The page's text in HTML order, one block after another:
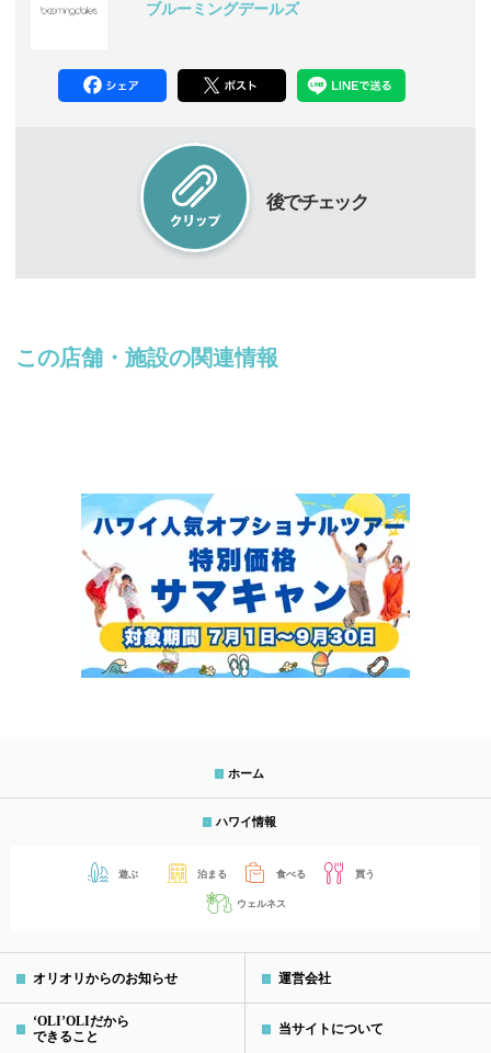
ブルーミングデールズ
後でチェック
この店舗・施設の関連情報
ホーム
ハワイ情報
遊ぶ 泊まる 食べる 買う
ウェルネス
オリオリからのお知らせ
‘OLI’OLIだから
できること
運営会社
当サイトについて